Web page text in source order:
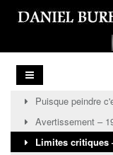
Puisque peindre
Avertissement –
Limites critiques